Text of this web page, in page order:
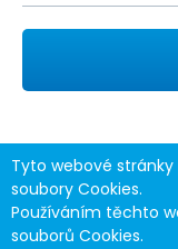
2020 © Optika
Tyto webové
soubory Cookies.
Používáním těchto
souborů Cookies.